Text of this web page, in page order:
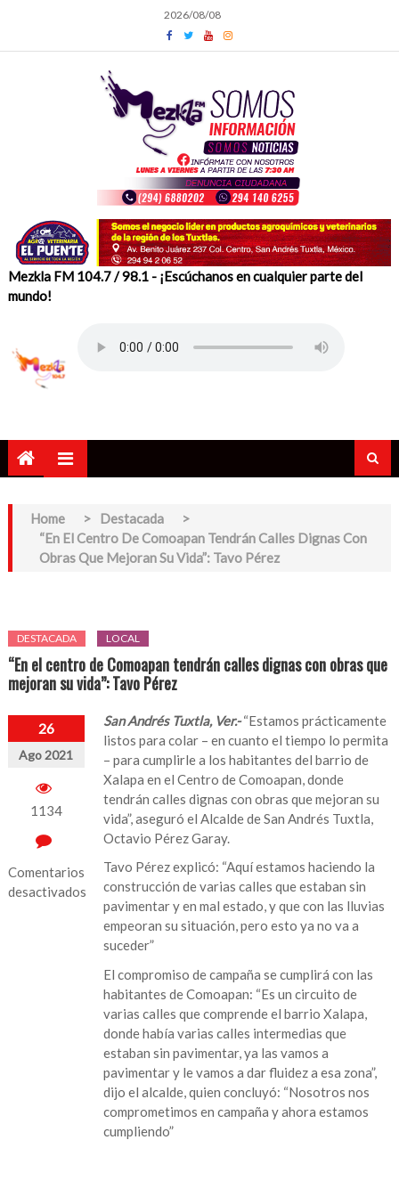
content
2026/08/08
Mezkla FM 104.7 / 98.1 - ¡Escúchanos en cualquier parte del
mundo!
Home > Destacada
>
“En El Centro De Comoapan Tendrán Calles Dignas Con
Obras Que Mejoran Su Vida”: Tavo Pérez
DESTACADA LOCAL
“En el centro de Comoapan tendrán calles dignas con obras que
mejoran su vida”: Tavo Pérez
26
Ago 2021
1134
Comentarios
desactivados
San Andrés Tuxtla, Ver.-“Estamos prácticamente
listos para colar – en cuanto el tiempo lo permita
– para cumplirle a los habitantes del barrio de
Xalapa en el Centro de Comoapan, donde
tendrán calles dignas con obras que mejoran su
vida”, aseguró el Alcalde de San Andrés Tuxtla,
Octavio Pérez Garay.
Tavo Pérez explicó: “Aquí estamos haciendo la
construcción de varias calles que estaban sin
pavimentar y en mal estado, y que con las lluvias
empeoran su situación, pero esto ya no va a
suceder”
El compromiso de campaña se cumplirá con las
habitantes de Comoapan: “Es un circuito de
varias calles que comprende el barrio Xalapa,
donde había varias calles intermedias que
estaban sin pavimentar, ya las vamos a
pavimentar y le vamos a dar fluidez a esa zona”,
dijo el alcalde, quien concluyó: “Nosotros nos
comprometimos en campaña y ahora estamos
cumpliendo”